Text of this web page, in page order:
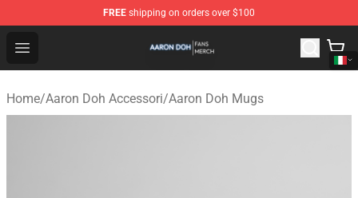
FREE shipping on orders over $100
Open menu
Aaron Doh Shop - Official Aaron Doh Merchandise Store
Home/Aaron Doh Accessori/Aaron Doh Mugs